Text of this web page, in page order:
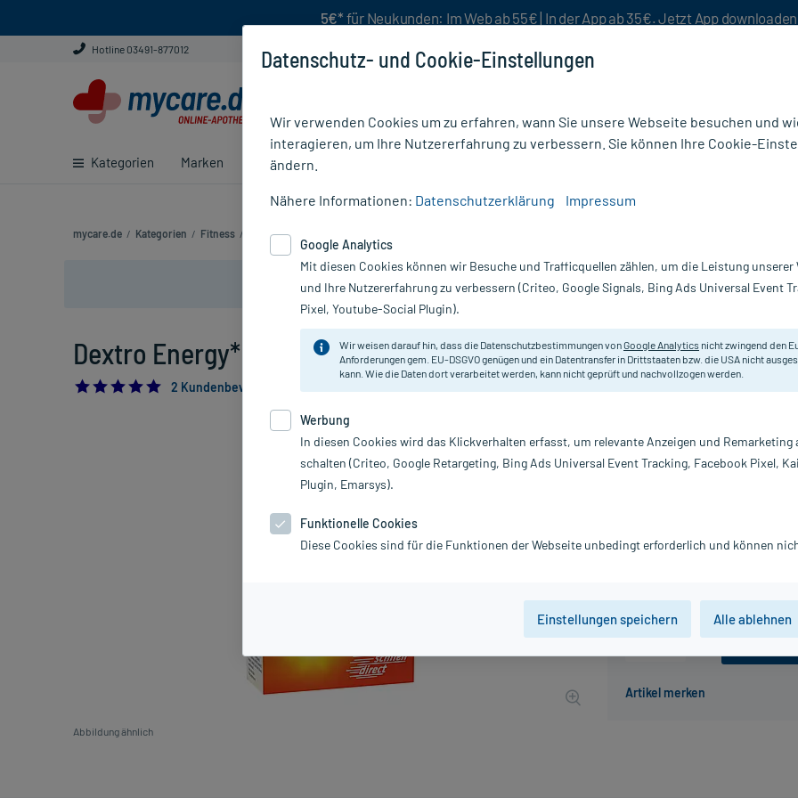
5€* für Neukunden: Im Web ab 55€ | In der App ab 35€. Jetzt App downloaden
Hotline 03491-877012
Kategorien Marken Ratgeber
mycare.de / Kategorien / Fitness / Ernährung
Nur für kurze Zeit:Gratis-Versand* ab 19€ Mindestbestellwert!
Dextro Energy* Dextropur Plus, 400 g
5.0
2 Kundenbewertungen*
Abbildung ähnlich
inkl. MwSt. zzgl. Versandkosten
Dextro Energy
Dextropur Plus Pulver
PZN:
Hersteller:
Datenschutz- und Cookie-Einstellungen
Wir verwenden Cookies um zu erfahren, wann Sie unsere Webseite besuchen und
interagieren, um Ihre Nutzererfahrung zu verbessern. Sie können Ihre Cookie-
ändern.
Nähere Informationen: Datenschutzerklärung Impressum
Google Analytics
Mit diesen Cookies können wir Besuche und Trafficquellen zählen, um die Leistung unserer
und Ihre Nutzererfahrung zu verbessern (Criteo, Google Signals, Bing Ads Universal Event
Pixel, Youtube-Social Plugin).
Wir weisen darauf hin, dass die Datenschutzbestimmungen vonGoogle Analytics nicht zwingend den
Anforderungen gem. EU-DSGVO genügen und ein Datentransfer in Drittstaaten bzw. die USA nicht
kann. Wie die Daten dort verarbeitet werden, kann nicht geprüft und nachvollzogen werden.
Werbung
In diesen Cookies wird das Klickverhalten erfasst, um relevante Anzeigen und Remarketing
schalten (Criteo, Google Retargeting, Bing Ads Universal Event Tracking, Facebook Pixel,
Plugin, Emarsys).
Funktionelle Cookies
Diese Cookies sind für die Funktionen der Webseite unbedingt erforderlich und können
Einstellungen speichern Alle ablehnen